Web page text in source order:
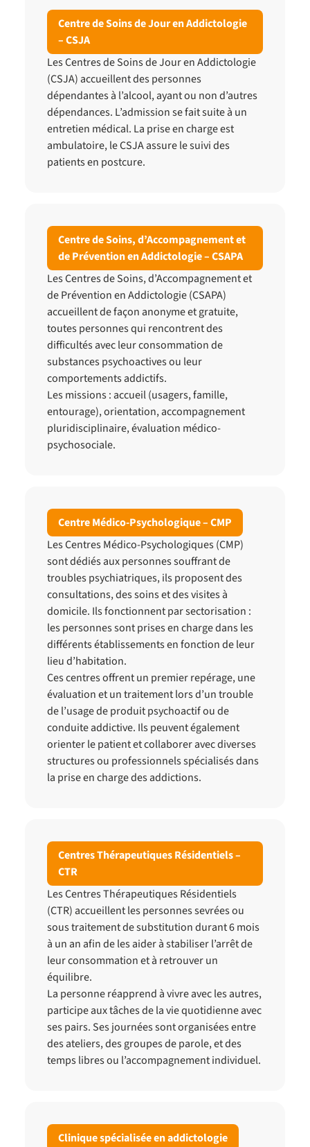
Centre de Soins de Jour en Addictologie
– CSJA
Les Centres de Soins de Jour en Addictologie
(CSJA) accueillent des personnes
dépendantes à l’alcool, ayant ou non d’autres
dépendances. L’admission se fait suite à un
entretien médical. La prise en charge est
ambulatoire, le CSJA assure le suivi des
patients en postcure.
Centre de Soins, d’Accompagnement et
de Prévention en Addictologie – CSAPA
Les Centres de Soins, d’Accompagnement et
de Prévention en Addictologie (CSAPA)
accueillent de façon anonyme et gratuite,
toutes personnes qui rencontrent des
difficultés avec leur consommation de
substances psychoactives ou leur
comportements addictifs.
Les missions : accueil (usagers, famille,
entourage), orientation, accompagnement
pluridisciplinaire, évaluation médico-
psychosociale.
Centre Médico-Psychologique – CMP
Les Centres Médico-Psychologiques (CMP)
sont dédiés aux personnes souffrant de
troubles psychiatriques, ils proposent des
consultations, des soins et des visites à
domicile. Ils fonctionnent par sectorisation :
les personnes sont prises en charge dans les
différents établissements en fonction de leur
lieu d’habitation.
Ces centres offrent un premier repérage, une
évaluation et un traitement lors d’un trouble
de l’usage de produit psychoactif ou de
conduite addictive. Ils peuvent également
orienter le patient et collaborer avec diverses
structures ou professionnels spécialisés dans
la prise en charge des addictions.
Centres Thérapeutiques Résidentiels –
CTR
Les Centres Thérapeutiques Résidentiels
(CTR) accueillent les personnes sevrées ou
sous traitement de substitution durant 6 mois
à un an afin de les aider à stabiliser l’arrêt de
leur consommation et à retrouver un
équilibre.
La personne réapprend à vivre avec les autres,
participe aux tâches de la vie quotidienne avec
ses pairs. Ses journées sont organisées entre
des ateliers, des groupes de parole, et des
temps libres ou l’accompagnement individuel.
Clinique spécialisée en addictologie